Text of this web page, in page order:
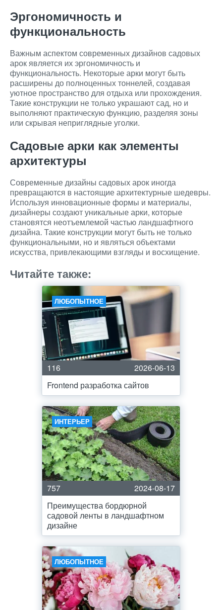
Эргономичность и
функциональность
Важным аспектом современных дизайнов садовых
арок является их эргономичность и
функциональность. Некоторые арки могут быть
расширены до полноценных тоннелей, создавая
уютное пространство для отдыха или прохождения.
Такие конструкции не только украшают сад, но и
выполняют практическую функцию, разделяя зоны
или скрывая неприглядные уголки.
Садовые арки как элементы
архитектуры
Современные дизайны садовых арок иногда
превращаются в настоящие архитектурные шедевры.
Используя инновационные формы и материалы,
дизайнеры создают уникальные арки, которые
становятся неотъемлемой частью ландшафтного
дизайна. Такие конструкции могут быть не только
функциональными, но и являться объектами
искусства, привлекающими взгляды и восхищение.
Читайте также:
ЛЮБОПЫТНОЕ
116
2026-06-13
Frontend разработка сайтов
ИНТЕРЬЕР
757
2024-08-17
Преимущества бордюрной
садовой ленты в ландшафтном
дизайне
ЛЮБОПЫТНОЕ